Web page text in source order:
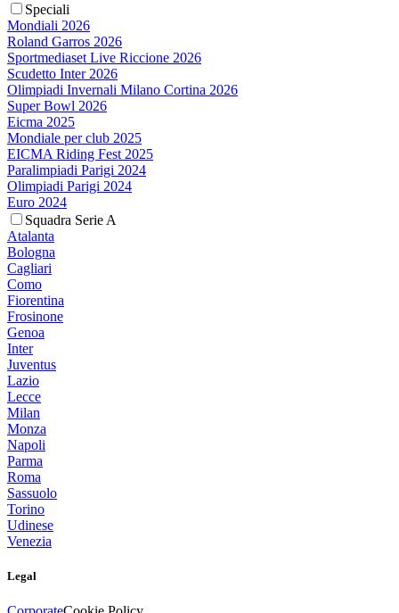
Speciali
Mondiali 2026
Roland Garros 2026
Sportmediaset Live Riccione 2026
Scudetto Inter 2026
Olimpiadi Invernali Milano Cortina 2026
Super Bowl 2026
Eicma 2025
Mondiale per club 2025
EICMA Riding Fest 2025
Paralimpiadi Parigi 2024
Olimpiadi Parigi 2024
Euro 2024
Squadra Serie A
Atalanta
Bologna
Cagliari
Como
Fiorentina
Frosinone
Genoa
Inter
Juventus
Lazio
Lecce
Milan
Monza
Napoli
Parma
Roma
Sassuolo
Torino
Udinese
Venezia
Legal